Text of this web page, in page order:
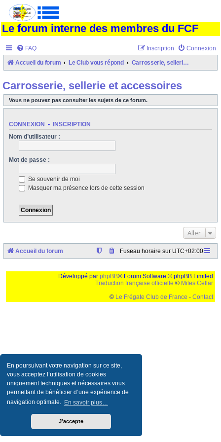
En poursuivant votre navigation sur ce site,
vous acceptez l’utilisation de cookies
uniquement techniques et nécessaires vous
permettant de bénéficier d’une expérience de
navigation optimale. En savoir plus…
J’accepte
Le forum interne des membres du FCF
FAQ Connexion
Inscription
Accueil du forum Le Club vous répond Carrosserie, sellerie et accessoires
Carrosserie, sellerie et accessoires
Vous ne pouvez pas consulter les sujets de ce forum.
CONNEXION • INSCRIPTION
Nom d’utilisateur :
Mot de passe :
Se souvenir de moi
Masquer ma présence lors de cette session
Aller
Accueil du forum Fuseau horaire sur UTC+02:00
Développé par phpBB® Forum Software © phpBB Limited
Traduction française officielle © Miles Cellar
© Le Frégate Club de France - Contact